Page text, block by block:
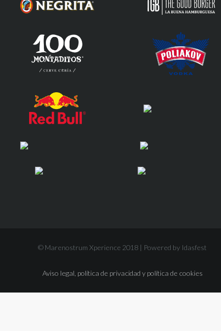
© Marenostrum Xperience 2018 | Powered by Idasfest
Aviso legal, política de privacidad y política de cookies